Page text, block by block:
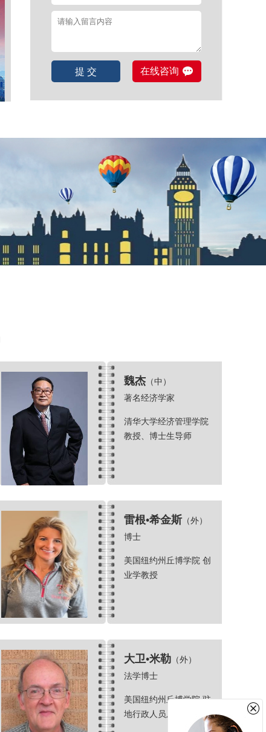
提 交 在线咨询
魏杰 （中）
著名经济学家
清华大学经济管理学院
教授、博士生导师
雷根•希金斯（外）
博士
美国纽约州丘博学院 创
业学教授
大卫•米勒 （外）
法学博士
美国纽约州丘博学院 驻
地行政人员及兼职讲师